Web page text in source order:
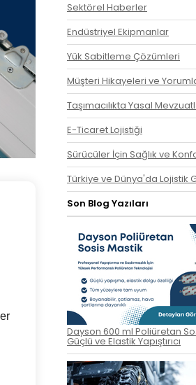
Sektörel Haberler
Endüstriyel Ekipmanlar
Yük Sabitleme Çözümleri
Müşteri Hikayeleri ve
Taşımacılıkta Yasal
E-Ticaret Lojistiği
Sürücüler İçin Sağlık ve
Türkiye ve Dünya'da Lojistik
Son Blog Yazıları
Dayson 600 ml Poliüretan
Güçlü ve Elastik Yapıştırıcı